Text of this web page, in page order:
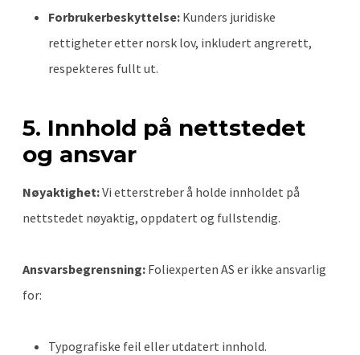
Forbrukerbeskyttelse: Kunders juridiske
rettigheter etter norsk lov, inkludert angrerett,
respekteres fullt ut.
5. Innhold på nettstedet
og ansvar
Nøyaktighet:Vi etterstreber å holde innholdet på
nettstedet nøyaktig, oppdatert og fullstendig.
Ansvarsbegrensning: Foliexperten AS er ikke ansvarlig
for:
Typografiske feil eller utdatert innhold.